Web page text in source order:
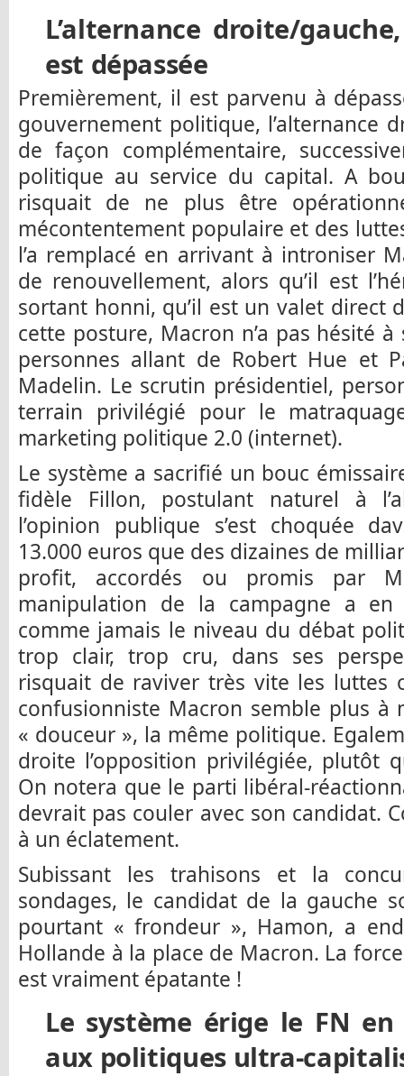
L’alternance droite/
est dépassée
Premièrement, il est parvenu à
gouvernement politique, l’alternance
de façon complémentaire,
politique au service du capital. A
risquait de ne plus être
mécontentement populaire et des
l’a remplacé en arrivant à introniser
de renouvellement, alors qu’il est
sortant honni, qu’il est un valet direct
cette posture, Macron n’a pas hésité à
personnes allant de Robert Hue et
Madelin. Le scrutin présidentiel,
terrain privilégié pour le
marketing politique 2.0 (internet).
Le système a sacrifié un bouc
fidèle Fillon, postulant naturel à
l’opinion publique s’est choquée
13.000 euros que des dizaines de
profit, accordés ou promis par
manipulation de la campagne a en
comme jamais le niveau du débat
trop clair, trop cru, dans ses
risquait de raviver très vite les luttes
confusionniste Macron semble plus à
« douceur », la même politique.
droite l’opposition privilégiée, plutôt
On notera que le parti libéral-
devrait pas couler avec son candidat.
à un éclatement.
Subissant les trahisons et la
sondages, le candidat de la gauche
pourtant « frondeur », Hamon, a
Hollande à la place de Macron. La
est vraiment épatante !
Le système érige le FN
aux politiques ultra-